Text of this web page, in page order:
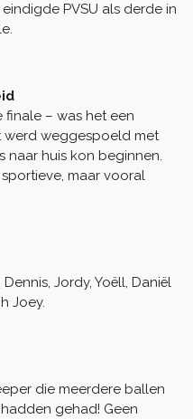
PVSU als derde in
– was het een
werd weggespoeld met
naar huis kon beginnen.
maar vooral
Jordy, Yoëll, Daniël
Joey.
die meerdere ballen
gehad! Geen